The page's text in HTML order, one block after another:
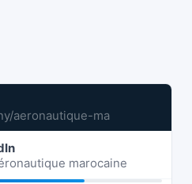
aeronautique-ma
marocaine